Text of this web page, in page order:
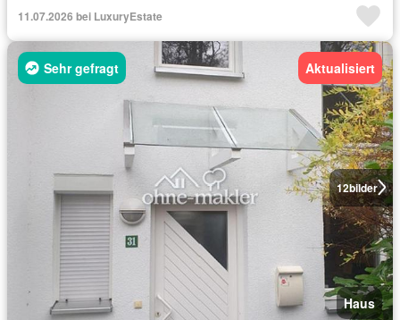
11.07.2026 bei LuxuryEstate
12bilder
Sehr gefragt Aktualisiert
Haus